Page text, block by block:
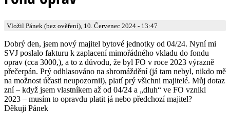
Vložil Pánek (bez ověření), 10. Červenec 2024 - 13:47
Dobrý den, jsem nový majitel bytové jednotky od 04/24. Nyní mi
SVJ poslalo fakturu k zaplacení mimořádného vkladu do fondu
oprav (cca 3000,), a to z důvodu, že byl FO v roce 2023 výrazně
přečerpán. Prý odhlasováno na shromáždění (já tam nebyl, nikdo mě
na možnost účasti neupozornil), platí prý všichni majitelé. Můj dotaz
zní – když jsem vlastníkem až od 04/24 a „dluh“ ve FO vznikl
2023 – musím to opravdu platit já nebo předchozí majitel?
Děkuji Pánek